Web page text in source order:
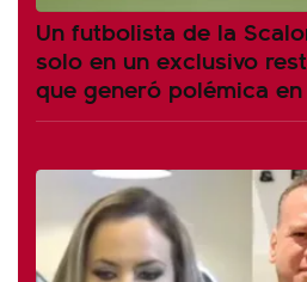
Un futbolista de la
solo en un exclusivo
que generó polémica